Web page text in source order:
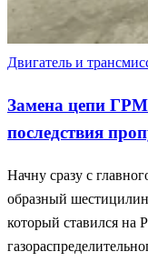
Двигатель и
Замена цепи ГРМ
последствия
Начну сразу с
образный
который ставился на